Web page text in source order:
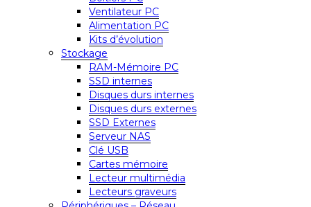
Ventilateur PC
Alimentation PC
Kits d’évolution
Stockage
RAM-Mémoire PC
SSD internes
Disques durs internes
Disques durs externes
SSD Externes
Serveur NAS
Clé USB
Cartes mémoire
Lecteur multimédia
Lecteurs graveurs